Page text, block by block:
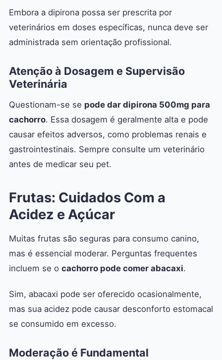
Embora a dipirona possa ser prescrita por
veterinários em doses específicas, nunca deve ser
administrada sem orientação profissional.
Atenção à Dosagem e Supervisão
Veterinária
Questionam-se se pode dar dipirona 500mg para
cachorro. Essa dosagem é geralmente alta e pode
causar efeitos adversos, como problemas renais e
gastrointestinais. Sempre consulte um veterinário
antes de medicar seu pet.
Frutas: Cuidados Com a
Acidez e Açúcar
Muitas frutas são seguras para consumo canino,
mas é essencial moderar. Perguntas frequentes
incluem se o cachorro pode comer abacaxi.
Sim, abacaxi pode ser oferecido ocasionalmente,
mas sua acidez pode causar desconforto estomacal
se consumido em excesso.
Moderação é Fundamental